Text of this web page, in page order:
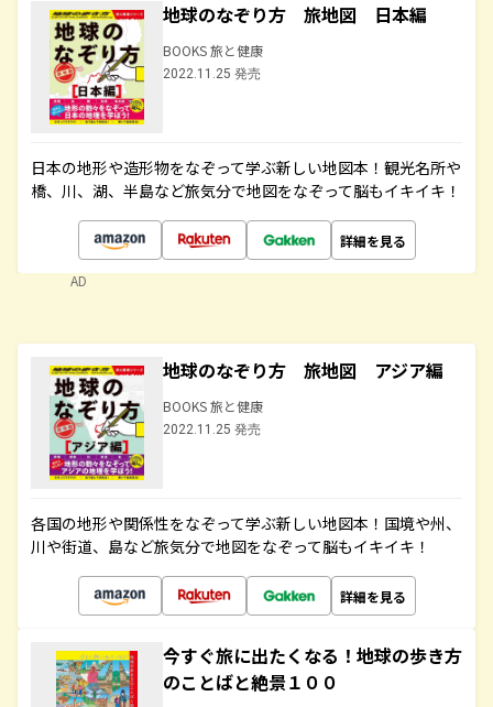
地球のなぞり方 旅地図 日本編
BOOKS 旅と健康
2022.11.25 発売
日本の地形や造形物をなぞって学ぶ新しい地図本！観光名所や
橋、川、湖、半島など旅気分で地図をなぞって脳もイキイキ！
詳細を見る
AD
地球のなぞり方 旅地図 アジア編
BOOKS 旅と健康
2022.11.25 発売
各国の地形や関係性をなぞって学ぶ新しい地図本！国境や州、
川や街道、島など旅気分で地図をなぞって脳もイキイキ！
詳細を見る
今すぐ旅に出たくなる！地球の歩き方
のことばと絶景１００